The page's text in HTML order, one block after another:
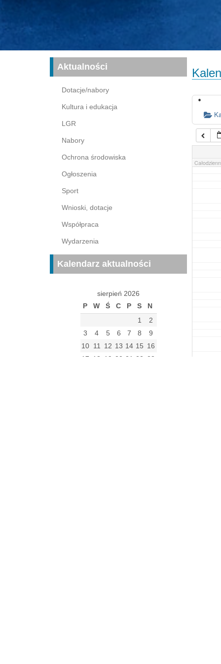
Aktualności
Dotacje/nabory
Kultura i edukacja
LGR
Nabory
Ochrona środowiska
Ogłoszenia
Sport
Wnioski, dotacje
Współpraca
Wydarzenia
Kalendarz aktualności
sierpień 2026
P
W Ś C P S N
1
2
3
4 5 6 7 8
9
10 11 12 13 14 15 16
17
18 19 20 21 22
23
04:00
05:00
06:00
07:00